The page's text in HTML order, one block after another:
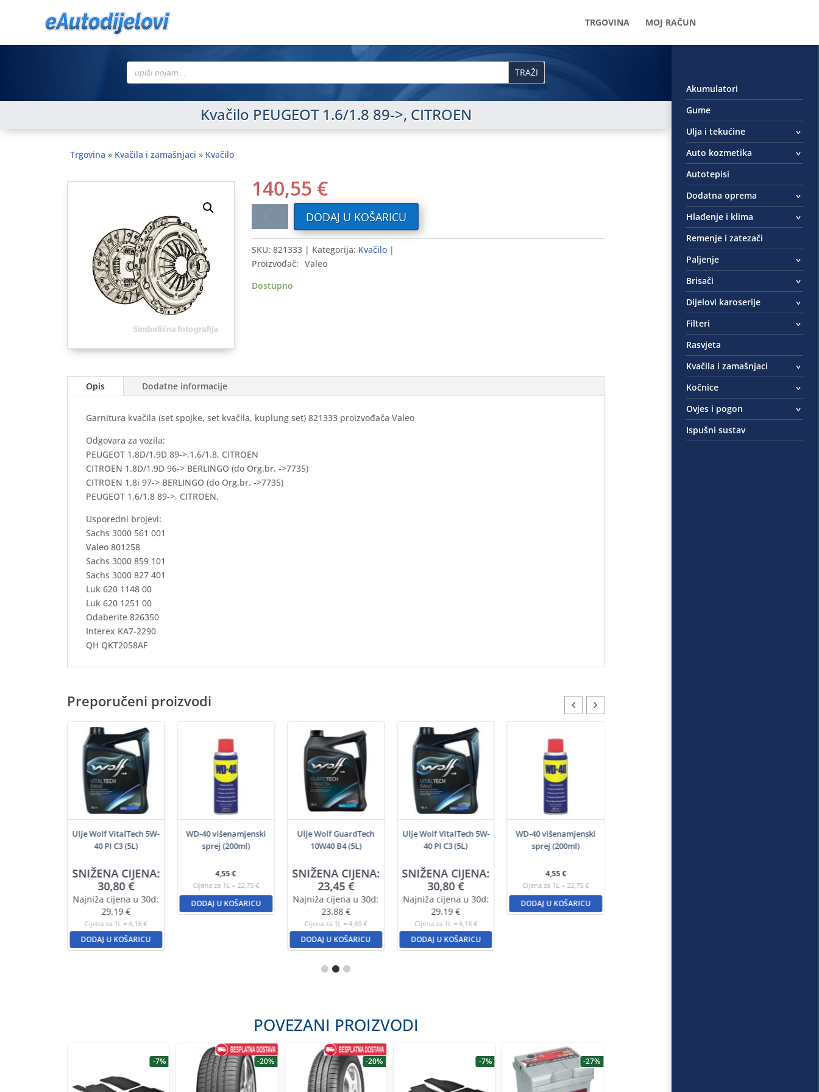
TRGOVINA MOJ RAČUN
Search
for:
Kvačilo PEUGEOT 1.6/1.8 89->, CITROEN
Trgovina » Kvačila i zamašnjaci » Kvačilo
140,55 €
1.6/1.8
89-
>,
CITROEN
količina
DODAJ U KOŠARICU
SKU: 821333 Kategorija: Kvačilo
Proizvođač: Valeo
Dostupno
Opis Dodatne informacije
Garnitura kvačila (set spojke, set kvačila, kuplung set) 821333 proizvođača Valeo
Odgovara za vozila:
PEUGEOT 1.8D/1.9D 89->,1.6/1.8, CITROEN
CITROEN 1.8D/1.9D 96-> BERLINGO (do Org.br. ->7735)
CITROEN 1.8i 97-> BERLINGO (do Org.br. ->7735)
PEUGEOT 1.6/1.8 89->, CITROEN.
Usporedni brojevi:
Sachs 3000 561 001
Valeo 801258
Sachs 3000 859 101
Sachs 3000 827 401
Luk 620 1148 00
Luk 620 1251 00
Odaberite 826350
Interex KA7-2290
QH QKT2058AF
Preporučeni proizvodi
Ulje Wolf VitalTech 5W-
40 PI C3 (5L)
SNIŽENA CIJENA:
30,80€
Najniža cijena u 30d:
29,19€
Cijena za 1L = 6,16 €
DODAJ U KOŠARICU
WD-40 višenamjenski
sprej (200ml)
4,55€
Cijena za 1L = 22,75 €
DODAJ U KOŠARICU
Ulje Wolf GuardTech
10W40 B4 (5L)
SNIŽENA CIJENA:
23,45€
Najniža cijena u 30d:
23,88€
Cijena za 1L = 4,69 €
DODAJ U KOŠARICU
Ulje Wolf VitalTech 5W-
40 PI C3 (5L)
SNIŽENA CIJENA:
30,80€
Najniža cijena u 30d:
29,19€
Cijena za 1L = 6,16 €
DODAJ U KOŠARICU
WD-40 višenamjenski
sprej (200ml)
4,55€
Cijena za 1L = 22,75 €
DODAJ U KOŠARICU
POVEZANI PROIZVODI
-7% -20% -20% -7% -27%
Akumulatori
Gume
Ulja i tekućine
Auto kozmetika
Autotepisi
Dodatna oprema
Hlađenje i klima
Remenje i zatezači
Paljenje
Brisači
Dijelovi karoserije
Filteri
Rasvjeta
Kvačila i zamašnjaci
Kočnice
Ovjes i pogon
Ispušni sustav